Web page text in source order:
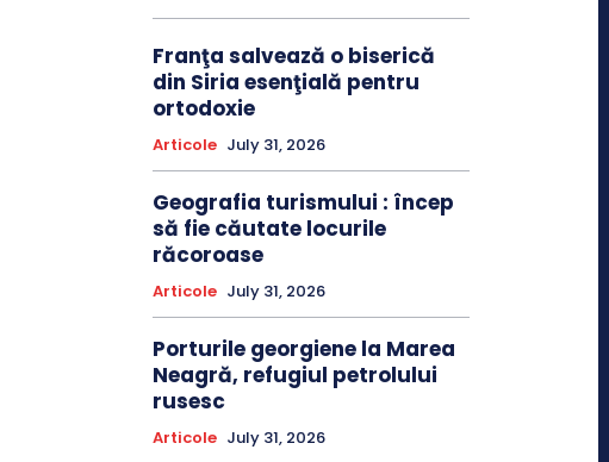
Franţa salvează o biserică
din Siria esenţială pentru
ortodoxie
Articole July 31, 2026
Geografia turismului : încep
să fie căutate locurile
răcoroase
Articole July 31, 2026
Porturile georgiene la Marea
Neagră, refugiul petrolului
rusesc
Articole July 31, 2026